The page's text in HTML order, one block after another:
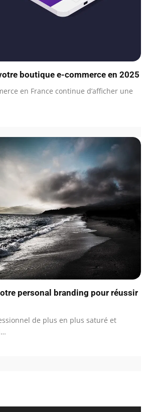
boutique e-commerce en 2025
en France continue d’afficher une
personal branding pour réussir
de plus en plus saturé et